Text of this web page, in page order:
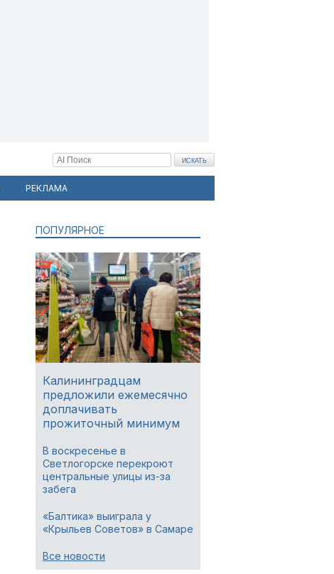
РЕКЛАМА
ПОПУЛЯРНОЕ
Калининградцам
предложили ежемесячно
доплачивать
прожиточный минимум
В воскресенье в
Светлогорске перекроют
центральные улицы из-за
забега
«Балтика» выиграла у
«Крыльев Советов» в Самаре
Все новости